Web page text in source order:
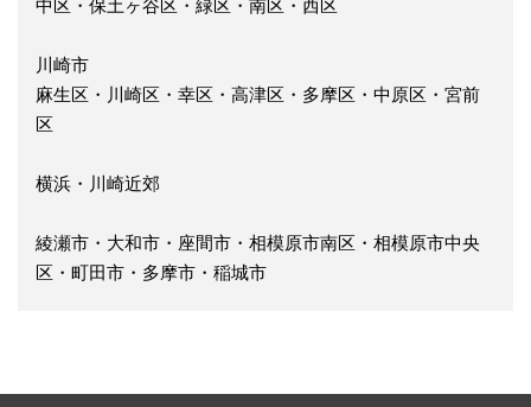
中区・保土ヶ谷区・緑区・南区・西区
川崎市
麻生区・川崎区・幸区・高津区・多摩区・中原区・宮前
区
横浜・川崎近郊
綾瀬市・大和市・座間市・相模原市南区・相模原市中央
区・町田市・多摩市・稲城市